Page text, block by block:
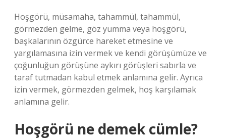
Hoşgörü, müsamaha, tahammül, tahammül,
görmezden gelme, göz yumma veya hoşgörü,
başkalarının özgürce hareket etmesine ve
yargılamasına izin vermek ve kendi görüşümüze ve
çoğunluğun görüşüne aykırı görüşleri sabırla ve
taraf tutmadan kabul etmek anlamına gelir. Ayrıca
izin vermek, görmezden gelmek, hoş karşılamak
anlamına gelir.
Hoşgörü ne demek cümle?